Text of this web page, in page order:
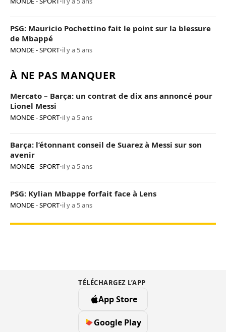
PSG: Mauricio Pochettino fait le point sur la blessure
de Mbappé
MONDE - SPORT•il y a 5 ans
À NE PAS MANQUER
Mercato – Barça: un contrat de dix ans annoncé pour
Lionel Messi
MONDE - SPORT•il y a 5 ans
Barça: l’étonnant conseil de Suarez à Messi sur son
avenir
MONDE - SPORT•il y a 5 ans
PSG: Kylian Mbappe forfait face à Lens
MONDE - SPORT•il y a 5 ans
TÉLÉCHARGEZ L’APP
App Store
Google Play